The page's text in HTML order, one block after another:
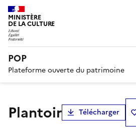
MINISTÈRE
DE LA CULTURE
POP
Plateforme ouverte du patrimoine
plantoir Télécharger